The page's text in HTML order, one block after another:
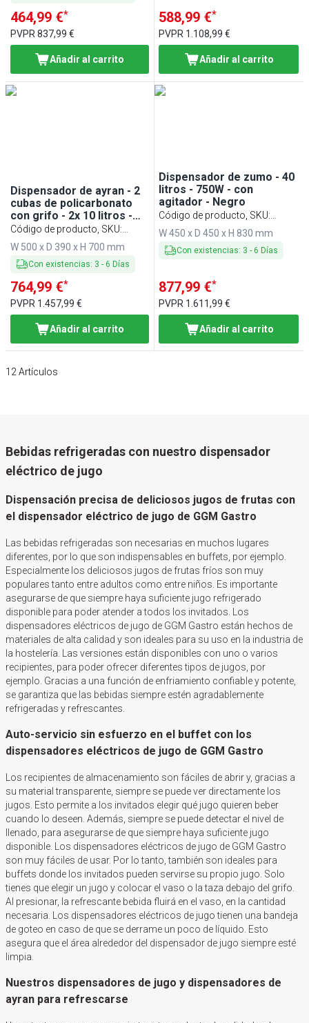
464,99 €*
PVPR 837,99 €
Añadir al carrito
588,99 €*
PVPR 1.108,99 €
Añadir al carrito
Dispensador de ayran - 2
cubas de policarbonato
con grifo - 2x 10 litros -
500W - con agitador -
Negro
Código de producto, SKU:
SPS20
W 500 x D 390 x H 700 mm
Con existencias: 3 - 6 Días
764,99 €*
PVPR 1.457,99 €
Añadir al carrito
Dispensador de zumo - 40
litros - 750W - con
agitador - Negro
Código de producto, SKU:
SPS40
W 450 x D 450 x H 830 mm
Con existencias: 3 - 6 Días
877,99 €*
PVPR 1.611,99 €
Añadir al carrito
12 Artículos
Bebidas refrigeradas con nuestro dispensador
eléctrico de jugo
Dispensación precisa de deliciosos jugos de frutas con
el dispensador eléctrico de jugo de GGM Gastro
Las bebidas refrigeradas son necesarias en muchos lugares
diferentes, por lo que son indispensables en buffets, por ejemplo.
Especialmente los deliciosos jugos de frutas fríos son muy
populares tanto entre adultos como entre niños. Es importante
asegurarse de que siempre haya suficiente jugo refrigerado
disponible para poder atender a todos los invitados. Los
dispensadores eléctricos de jugo de GGM Gastro están hechos de
materiales de alta calidad y son ideales para su uso en la industria de
la hostelería. Las versiones están disponibles con uno o varios
recipientes, para poder ofrecer diferentes tipos de jugos, por
ejemplo. Gracias a una función de enfriamiento confiable y potente,
se garantiza que las bebidas siempre estén agradablemente
refrigeradas y refrescantes.
Auto-servicio sin esfuerzo en el buffet con los
dispensadores eléctricos de jugo de GGM Gastro
Los recipientes de almacenamiento son fáciles de abrir y, gracias a
su material transparente, siempre se puede ver directamente los
jugos. Esto permite a los invitados elegir qué jugo quieren beber
cuando lo deseen. Además, siempre se puede detectar el nivel de
llenado, para asegurarse de que siempre haya suficiente jugo
disponible. Los dispensadores eléctricos de jugo de GGM Gastro
son muy fáciles de usar. Por lo tanto, también son ideales para
buffets donde los invitados pueden servirse su propio jugo. Solo
tienes que elegir un jugo y colocar el vaso o la taza debajo del grifo.
Al presionar, la refrescante bebida fluirá en el vaso, en la cantidad
necesaria. Los dispensadores eléctricos de jugo tienen una bandeja
de goteo en caso de que se derrame un poco de líquido. Esto
asegura que el área alrededor del dispensador de jugo siempre esté
limpia.
Nuestros dispensadores de jugo y dispensadores de
ayran para refrescarse